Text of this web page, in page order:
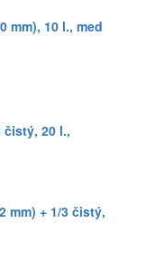
mm), 10 l., med
čistý, 20 l.,
mm) + 1/3 čistý,